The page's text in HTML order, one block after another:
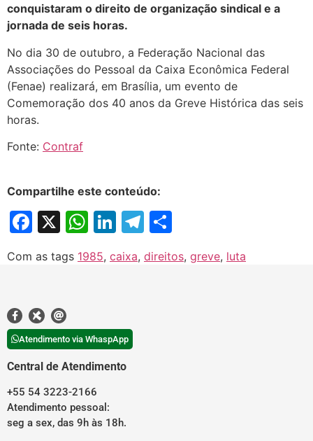
conquistaram o direito de organização sindical e a
jornada de seis horas.
No dia 30 de outubro, a Federação Nacional das
Associações do Pessoal da Caixa Econômica Federal
(Fenae) realizará, em Brasília, um evento de
Comemoração dos 40 anos da Greve Histórica das seis
horas.
Fonte: Contraf
Compartilhe este conteúdo:
Facebook
X WhatsApp
LinkedIn
Telegram
Com as tags 1985, caixa, direitos, greve, luta
Atendimento via WhaspApp
Central de Atendimento
+55 54 3223-2166
Atendimento pessoal:
seg a sex, das 9h às 18h.